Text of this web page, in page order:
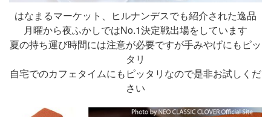
はなまるマーケット、ヒルナンデスでも紹介された逸品
月曜から夜ふかしではNo.1決定戦出場をしています
夏の持ち運び時間には注意が必要ですが手みやげにもピッ
タリ
自宅でのカフェタイムにもピッタリなので是非お試しくだ
さい